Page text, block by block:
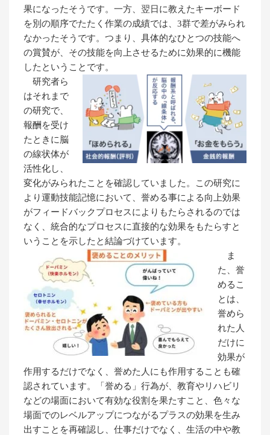
果になったそうです。一方、翌日に教えたキーボード
を別の順序でたたく作業の成績では、3群で差がみられ
なかったそうです。つまり、具体的なひとつの技能へ
の賞賛が、その技能を向上させるために効果的に機能
したということです。
研究者ら
はそれまで
の研究で、
報酬を受け
たときに脳
の線状体が
活性化し、
変化がみられたことを確認していました。この研究に
より運動技能記憶において、誉める事による向上効果
がフィードバックプロセスによりもたらされるのでは
なく、統合的なプロセスに直接的な効果をもたらすと
いうことを示したと結論づけています。
ま
た、誉
めるこ
とは、
誉めら
れた人
だけに
効果が
作用するだけでなく、誉めた人にも作用することも確
認されています。「誉める」行為が、教育やリハビリ
などの場面において有効な役割を果たすこと、色々な
場面でのレベルアップにつながるプラスの効果を生み
出すことを再確認し、仕事だけでなく、生活の中や教